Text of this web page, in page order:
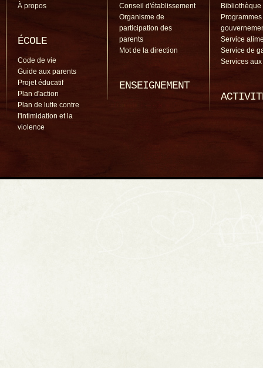
À propos
ÉCOLE
Code de vie
Guide aux parents
Projet éducatif
Plan d'action
Plan de lutte contre
l'intimidation et la
violence
Conseil d'établissement
Organisme de
participation des
parents
Mot de la direction
ENSEIGNEMENT
Bibliothèque
Programmes
Service
Service de
Services